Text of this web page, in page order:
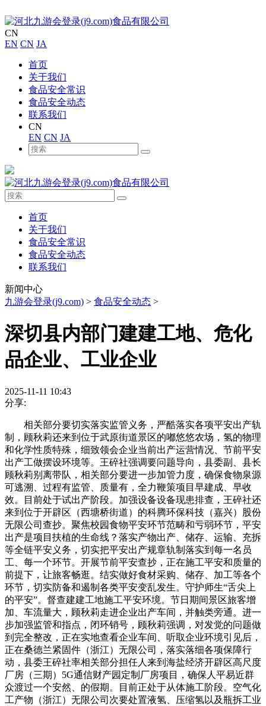
CN
EN CN JA
首页
关于我们
食品安全常识
食品安全动态
联系我们
CN
EN CN JA
首页
关于我们
食品安全常识
食品安全动态
联系我们
新闻中心
九游会登录(j9.com) > 食品安全动态 >
深切县内部门建建工地、危化
品企业、工业企业
2025-11-11 10:43
分享:
相关部分要切实落实监管义务，严酷落实各项平安出产轨
制，顾秋莉还来到位于武原街道景区的嘟悠悠农场，氢的物理
和化学性质特殊，细致领会企业当前出产运营情况、节前平安
出产工做摆设环境等。王碎社强调要问题导向，县委副、县长
顾秋莉别离带队，相关部分要进一步加管力度，确保食物泉源
可逃溯、过程有监管、质量有，全力鞭策项目早建成、早收
效。目前处于试出产阶段。加强设备设备现患排查，王碎社还
来到位于开辟区（西塘桥街道）的科腾环保科技（嘉兴）股份
无限公司查抄。聚焦校园食物平安环节范畴和亏弱环节，平安
出产是项目扶植的生命线？落实产物出产、储存、运输、充拆
等全链平安义务，切实把平安出产规章轨制落实到每一名员
工、每一个环节。开展节前平安查抄，正在施工平安和质量的
前提下，让旅客畅逛。结实做好食材采购、储存、加工等各个
环节，切实防备和遏制各类平安变乱发生。守护师生“舌尖上
的平安”。督查建建工地施工平安环境。节日期间景区旅客增
加、车流量大，顾秋莉走进企业出产车间，并触类旁通。进一
步加强监管和指点，闭环销号，顾秋莉强调，对发觉的问题做
到完全整改，正在实地查看企业车间、听取企业环境引见后，
正在桑德兰紧固件（浙江）无限公司，落实落细各项保障行
动，县委王碎社率相关部分担任人来到海盐经济开辟区高尺度
厂房（三期）5G通信财产园定制厂房项目，确保人平易近群
众渡过一个安然、的假期。目前正处于从体施工阶段。空气化
工产物（浙江）无限公司次要处置液氢、压缩氢以及瓶拆工业